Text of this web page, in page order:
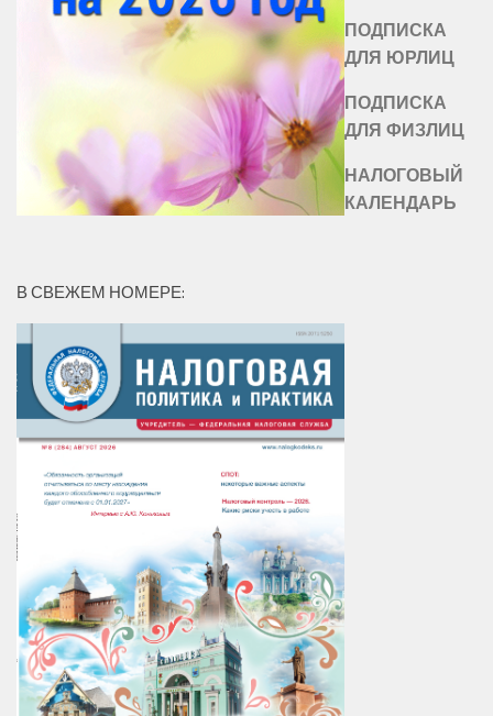
ПОДПИСКА
ДЛЯ ЮРЛИЦ
ПОДПИСКА
ДЛЯ ФИЗЛИЦ
НАЛОГОВЫЙ
КАЛЕНДАРЬ
В СВЕЖЕМ НОМЕРЕ: